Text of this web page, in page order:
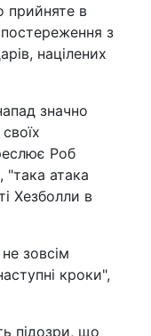
прийняте в
з
націлених
значно
Роб
"така атака
Хезболли в
зовсім
кроки",
підозри, що